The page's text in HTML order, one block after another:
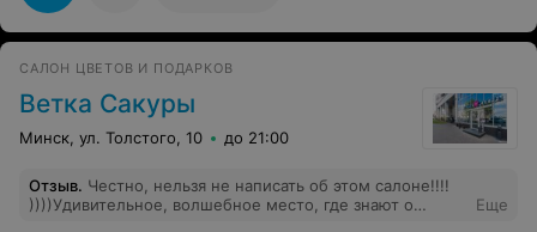
САЛОН ЦВЕТОВ И ПОДАРКОВ
Ветка Сакуры
Минск, ул. Толстого, 10 до 21:00
Отзыв. Честно, нельзя не написать об этом салоне!!!!
))))Удивительное, волшебное место, где знают о
Еще